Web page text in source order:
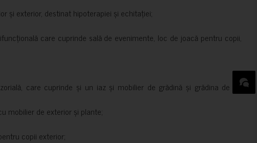
și exterior, destinat hipoterapiei și echitației;
care cuprinde sală de evenimente, loc de joacă pentru copii,
care cuprinde și un iaz și mobilier de grădină și grădina de pe
mobilier de exterior și plante;
copii exterior;